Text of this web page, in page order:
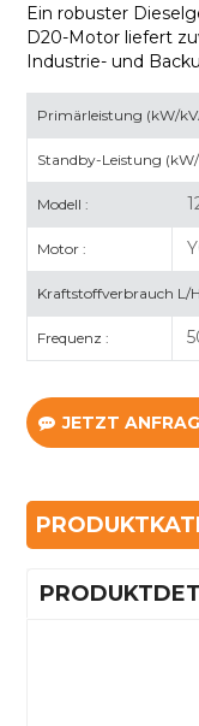
Ein robuster
D20-Motor liefert
Industrie- und
Primärleistung (kW/
Standby-Leistung
Modell :
Motor :
Kraftstoffverbrauch L/
Frequenz :
JETZT